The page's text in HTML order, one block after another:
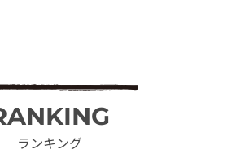
ランキング